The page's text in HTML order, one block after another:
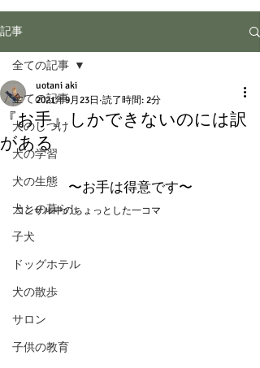
記事
全ての記事
犬のしつけ
犬の学習
犬の生態
犬との暮らし
子犬
ドッグホテル
犬の散歩
サロン
子供の教育
全ての記事
『お手』しかできないのには訳
がある
uotani aki
2021年9月23日 読了時間: 2分
〜お手は得意です〜
コンサル中のちょっとした一コマ